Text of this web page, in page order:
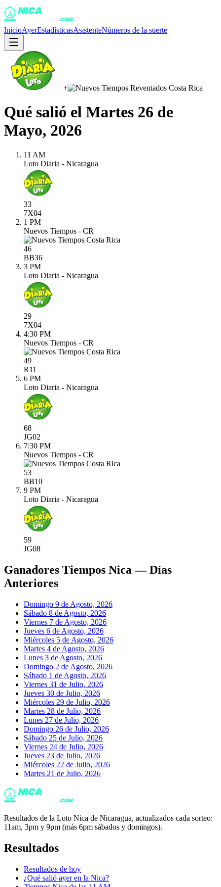
InicioAyerEstadísticasAsistenteNúmeros de la suerte
+
Qué salió el Martes 26 de
Mayo, 2026
11 AM
Loto Diaria - Nicaragua
33
7X04
1 PM
Nuevos Tiempos - CR
46
BB36
3 PM
Loto Diaria - Nicaragua
29
7X04
4:30 PM
Nuevos Tiempos - CR
49
R11
6 PM
Loto Diaria - Nicaragua
68
JG02
7:30 PM
Nuevos Tiempos - CR
53
BB10
9 PM
Loto Diaria - Nicaragua
59
JG08
Ganadores Tiempos Nica — Días
Anteriores
Domingo 9 de Agosto, 2026
Sábado 8 de Agosto, 2026
Viernes 7 de Agosto, 2026
Jueves 6 de Agosto, 2026
Miércoles 5 de Agosto, 2026
Martes 4 de Agosto, 2026
Lunes 3 de Agosto, 2026
Domingo 2 de Agosto, 2026
Sábado 1 de Agosto, 2026
Viernes 31 de Julio, 2026
Jueves 30 de Julio, 2026
Miércoles 29 de Julio, 2026
Martes 28 de Julio, 2026
Lunes 27 de Julio, 2026
Domingo 26 de Julio, 2026
Sábado 25 de Julio, 2026
Viernes 24 de Julio, 2026
Jueves 23 de Julio, 2026
Miércoles 22 de Julio, 2026
Martes 21 de Julio, 2026
Resultados de la Loto Nica de Nicaragua, actualizados cada sorteo:
11am, 3pm y 9pm (más 6pm sábados y domingos).
Resultados
Resultados de hoy
¿Qué salió ayer en la Nica?